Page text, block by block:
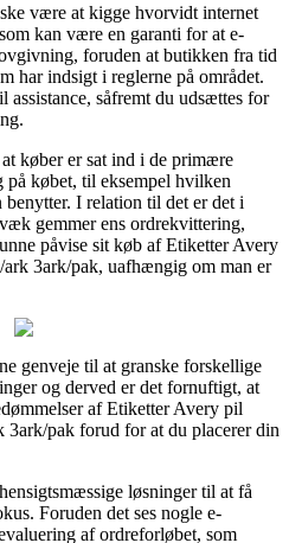
være at kigge hvorvidt internet
kan være en garanti for at e-
foruden at butikken fra tid
har indsigt i reglerne på området.
såfremt du udsættes for
køber er sat ind i de primære
købet, til eksempel hvilken
I relation til det er det i
gemmer ens ordrekvittering,
påvise sit køb af Etiketter Avery
3ark/pak, uafhængig om man er
genveje til at granske forskellige
og derved er det fornuftigt, at
af Etiketter Avery pil
3ark/pak forud for at du placerer din
løsninger til at få
Foruden det ses nogle e-
af ordreforløbet, som